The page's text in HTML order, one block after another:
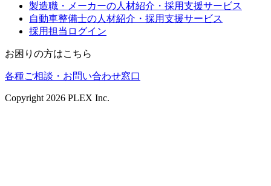
製造職・メーカーの人材紹介・採用支援サービス
自動車整備士の人材紹介・採用支援サービス
採用担当ログイン
お困りの方はこちら
各種ご相談・お問い合わせ窓口
Copyright 2026 PLEX Inc.